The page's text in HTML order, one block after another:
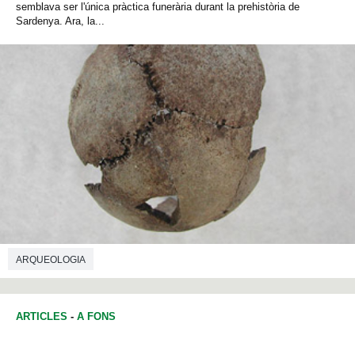
semblava ser l'única pràctica funerària durant la prehistòria de
Sardenya. Ara, la...
ARQUEOLOGIA
ARTICLES - A FONS